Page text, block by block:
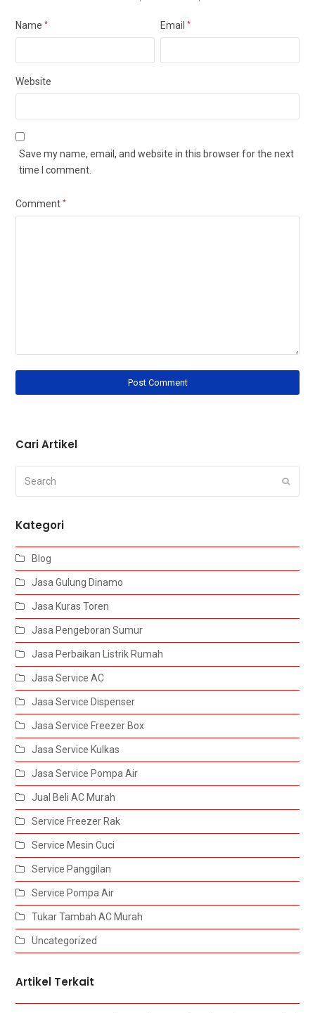
Name* Email*
Website
Save my name, email, and website in this browser for the next
time I comment.
Comment*
Cari Artikel
Kategori
Blog
Jasa Gulung Dinamo
Jasa Kuras Toren
Jasa Pengeboran Sumur
Jasa Perbaikan Listrik Rumah
Jasa Service AC
Jasa Service Dispenser
Jasa Service Freezer Box
Jasa Service Kulkas
Jasa Service Pompa Air
Jual Beli AC Murah
Service Freezer Rak
Service Mesin Cuci
Service Panggilan
Service Pompa Air
Tukar Tambah AC Murah
Uncategorized
Artikel Terkait